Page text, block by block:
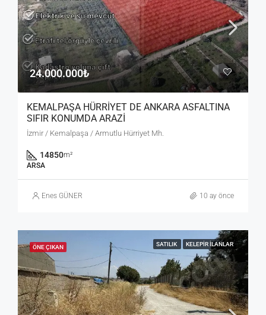
24.000.000₺
KEMALPAŞA HÜRRİYET DE ANKARA ASFALTINA
SIFIR KONUMDA ARAZİ
İzmir / Kemalpaşa / Armutlu Hürriyet Mh.
14850m²
ARSA
Enes GÜNER 10 ay önce
ÖNE ÇIKAN SATILIK KELEPIR İLANLAR